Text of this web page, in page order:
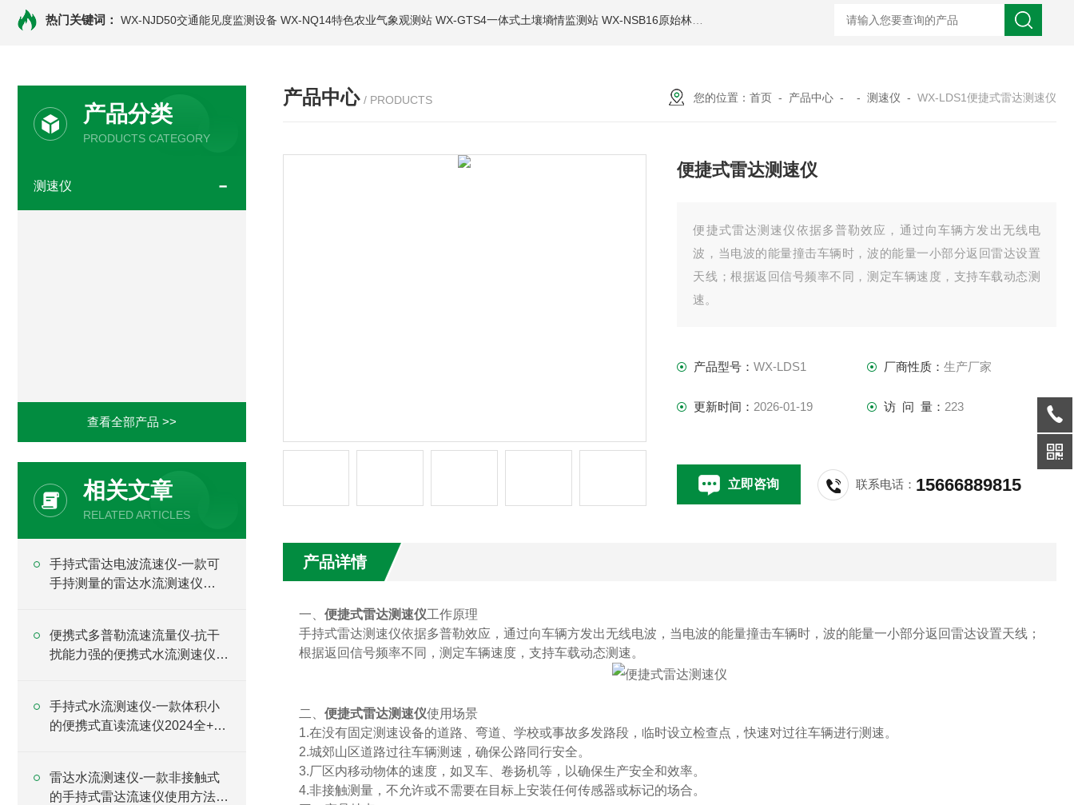
热门关键词： WX-NJD50交通能见度监测设备 WX-NQ14特色农业气象观测站 WX-GTS4一体式土壤墒情监测站 WX-NSB16原始林区鸟类AI监测设备 WX-NSB16生态保护区鸟类智能识别终端 WX-WY温盐仪
产品分类
PRODUCTS CATEGORY
测速仪
查看全部产品 >>
相关文章
RELATED ARTICLES
手持式雷达电波流速仪-一款可
手持测量的雷达水流测速仪
便携式多普勒流速流量仪-抗干
扰能力强的便携式水流测速仪
手持式水流测速仪-一款体积小
的便携式直读流速仪2024全+境
雷达水流测速仪-一款非接触式
的手持式雷达流速仪使用方法
产品中心 / PRODUCTS 您的位置： 首页 - 产品中心 - - 测速仪 - WX-LDS1便捷式雷达测速仪
便捷式雷达测速仪
便捷式雷达测速仪依据多普勒效应，通过向车辆方发出无线电
波，当电波的能量撞击车辆时，波的能量一小部分返回雷达设置
天线；根据返回信号频率不同，测定车辆速度，支持车载动态测
速。
产品型号：WX-LDS1 厂商性质： 生产厂家
更新时间： 2026-01-19 访 问 量： 223
立即咨询 联系电话： 15666889815
产品详情
一、 便捷式雷达测速仪工作原理
手持式雷达测速仪依据多普勒效应，通过向车辆方发出无线电波，当电波的能量撞击车辆时，波的能量一小部分返回雷达设置天线；
根据返回信号频率不同，测定车辆速度，支持车载动态测速。
二、 便捷式雷达测速仪使用场景
1.在没有固定测速设备的道路、弯道、学校或事故多发路段，临时设立检查点，快速对过往车辆进行测速。
2.城郊山区道路过往车辆测速，确保公路同行安全。
3.厂区内移动物体的速度，如叉车、卷扬机等，以确保生产安全和效率。
4.非接触测量，不允许或不需要在目标上安装任何传感器或标记的场合。